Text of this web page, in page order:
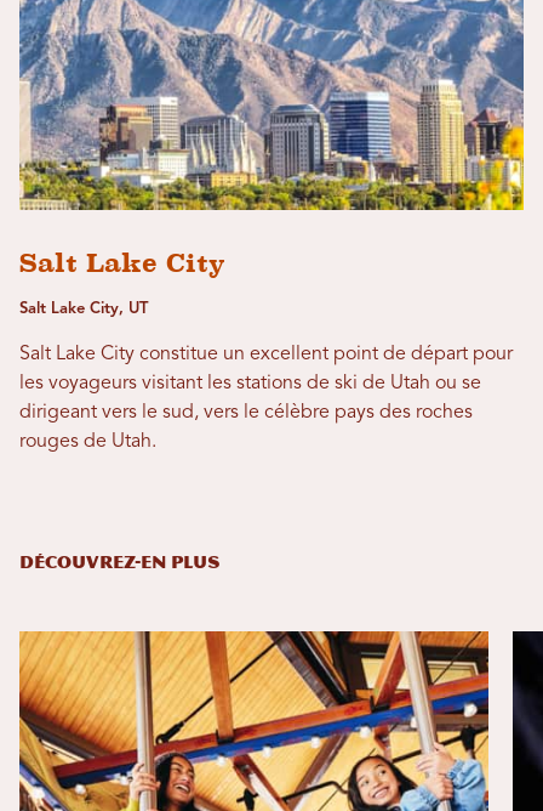
Salt Lake City
Salt Lake City, UT
Salt Lake City constitue un excellent point de départ pour
les voyageurs visitant les stations de ski de Utah ou se
dirigeant vers le sud, vers le célèbre pays des roches
rouges de Utah.
DÉCOUVREZ-EN PLUS